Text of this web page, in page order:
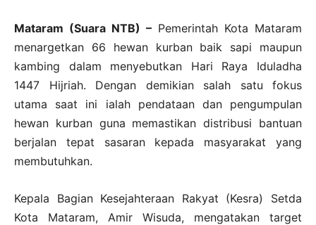
Mataram (Suara NTB) – Pemerintah Kota Mataram
menargetkan 66 hewan kurban baik sapi maupun
kambing dalam menyebutkan Hari Raya Iduladha
1447 Hijriah. Dengan demikian salah satu fokus
utama saat ini ialah pendataan dan pengumpulan
hewan kurban guna memastikan distribusi bantuan
berjalan tepat sasaran kepada masyarakat yang
membutuhkan.
Kepala Bagian Kesejahteraan Rakyat (Kesra) Setda
Kota Mataram, Amir Wisuda, mengatakan target